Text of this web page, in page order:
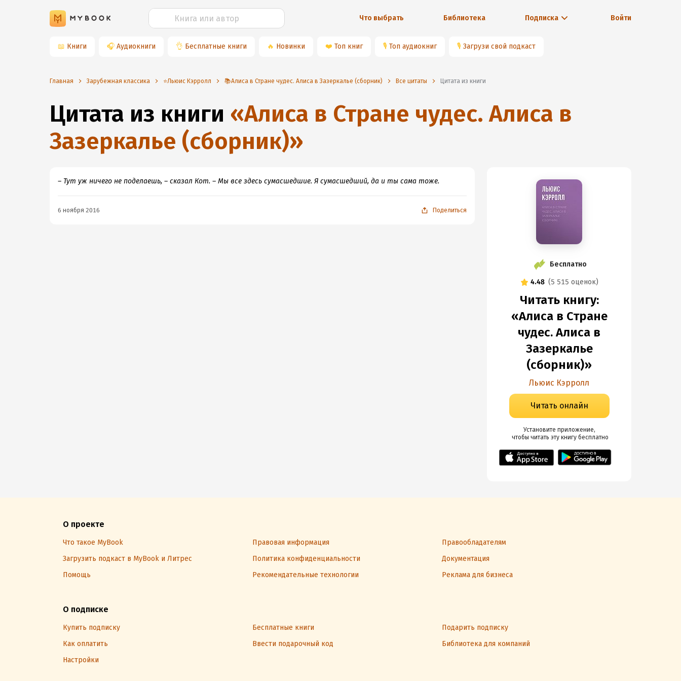
Что выбрать Библиотека Подписка Войти
📖 Книги 🎧 Аудиокниги 👌 Бесплатные книги 🔥 Новинки ❤️ Топ книг 🎙 Топ аудиокниг 🎙 Загрузи свой подкаст
Главная Зарубежная классика ⭐️Льюис Кэрролл 📚Алиса в Стране чудес. Алиса в Зазеркалье (сборник) Все цитаты Цитата из книги
Цитата из книги «Алиса в Стране чудес. Алиса в
Зазеркалье (сборник)»
– Тут уж ничего не поделаешь, – сказал Кот. – Мы все здесь сумасшедшие. Я сумасшедший, да и ты сама тоже.
6 ноября 2016 Поделиться
Бесплатно
4.48 (5 515 оценок)
Читать книгу:
«Алиса в Стране
чудес. Алиса в
Зазеркалье
(сборник)»
Льюис Кэрролл
Читать онлайн
Установите приложение,
чтобы читать эту книгу бесплатно
О проекте
Что такое MyBook Правовая информация
Правообладателям
Загрузить подкаст в MyBook и Литрес
Политика конфиденциальности
Документация
Помощь
Рекомендательные технологии Реклама для бизнеса
О подписке
Купить подписку Бесплатные книги
Подарить подписку
Как оплатить
Ввести подарочный код
Библиотека для компаний
Настройки